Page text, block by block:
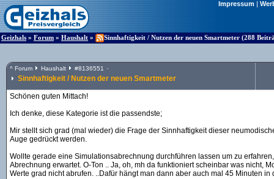
Impressum|
Geizhals » Forum » Haushalt » Sinnhaftigkeit / Nutzen der neuen Smartmeter (288
^ Forum Haushalt #8136551
Sinnhaftigkeit / Nutzen der neuen Smartmeter
Schönen guten Mittach!
Ich denke, diese Kategorie ist die passendste;
Mir stellt sich grad (mal wieder) die Frage der Sinnhaftigkeit dieser
Auge gedrückt werden.
Wollte gerade eine Simulationsabrechnung durchführen lassen um zu
Abrechnung erwartet. O-Ton .. Ja, oh, mh da funktioniert scheinbar was nicht,
Werte grad nicht abrufen. ..Dafür hängt man dann aber auch mal 45 Minuten